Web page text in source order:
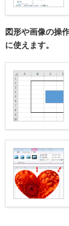
図形や画像の操
に使えます。